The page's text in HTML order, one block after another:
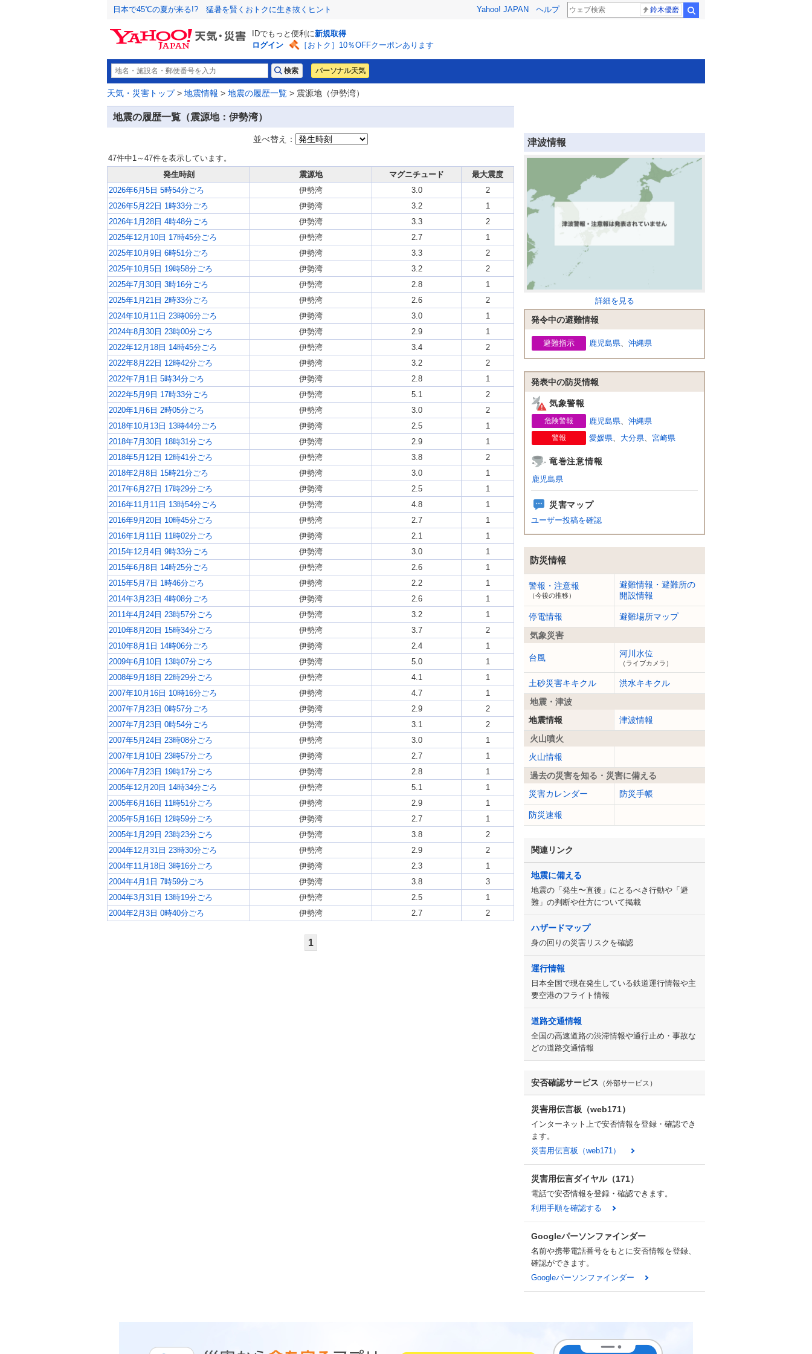
日本で45℃の夏が来る!? 猛暑を賢くおトクに生き抜くヒント Yahoo! JAPAN ヘルプ 鈴木優磨
IDでもっと便利に新規取得
ログイン
［おトク］10％OFFクーポンあります
パーソナル天気
天気・災害トップ> 地震情報 > 地震の履歴一覧 > 震源地（伊勢湾）
地震の履歴一覧（震源地：伊勢湾）
並べ替え：
47件中1～47件を表示しています。
発生時刻
震源地 マグニチュード
最大震度
2026年6月5日 5時54分ごろ
伊勢湾 3.0
2
2026年5月22日 1時33分ごろ
伊勢湾 3.2
1
2026年1月28日 4時48分ごろ
伊勢湾 3.3
2
2025年12月10日 17時45分ごろ
伊勢湾 2.7
1
2025年10月9日 6時51分ごろ
伊勢湾 3.3
2
2025年10月5日 19時58分ごろ
伊勢湾 3.2
2
2025年7月30日 3時16分ごろ
伊勢湾 2.8
1
2025年1月21日 2時33分ごろ
伊勢湾 2.6
2
2024年10月11日 23時06分ごろ
伊勢湾 3.0
1
2024年8月30日 23時00分ごろ
伊勢湾 2.9
1
2022年12月18日 14時45分ごろ
伊勢湾 3.4
2
2022年8月22日 12時42分ごろ
伊勢湾 3.2
2
2022年7月1日 5時34分ごろ
伊勢湾 2.8
1
2022年5月9日 17時33分ごろ
伊勢湾 5.1
2
2020年1月6日 2時05分ごろ
伊勢湾 3.0
2
2018年10月13日 13時44分ごろ
伊勢湾 2.5
1
2018年7月30日 18時31分ごろ
伊勢湾 2.9
1
2018年5月12日 12時41分ごろ
伊勢湾 3.8
2
2018年2月8日 15時21分ごろ
伊勢湾 3.0
1
2017年6月27日 17時29分ごろ
伊勢湾 2.5
1
2016年11月11日 13時54分ごろ
伊勢湾 4.8
1
2016年9月20日 10時45分ごろ
伊勢湾 2.7
1
2016年1月11日 11時02分ごろ
伊勢湾 2.1
1
2015年12月4日 9時33分ごろ
伊勢湾 3.0
1
2015年6月8日 14時25分ごろ
伊勢湾 2.6
1
2015年5月7日 1時46分ごろ
伊勢湾 2.2
1
2014年3月23日 4時08分ごろ
伊勢湾 2.6
1
2011年4月24日 23時57分ごろ
伊勢湾 3.2
1
2010年8月20日 15時34分ごろ
伊勢湾 3.7
2
2010年8月1日 14時06分ごろ
伊勢湾 2.4
1
2009年6月10日 13時07分ごろ
伊勢湾 5.0
1
2008年9月18日 22時29分ごろ
伊勢湾 4.1
1
2007年10月16日 10時16分ごろ
伊勢湾 4.7
1
2007年7月23日 0時57分ごろ
伊勢湾 2.9
2
2007年7月23日 0時54分ごろ
伊勢湾 3.1
2
2007年5月24日 23時08分ごろ
伊勢湾 3.0
1
2007年1月10日 23時57分ごろ
伊勢湾 2.7
1
2006年7月23日 19時17分ごろ
伊勢湾 2.8
1
2005年12月20日 14時34分ごろ
伊勢湾 5.1
1
2005年6月16日 11時51分ごろ
伊勢湾 2.9
1
2005年5月16日 12時59分ごろ
伊勢湾 2.7
1
2005年1月29日 23時23分ごろ
伊勢湾 3.8
2
2004年12月31日 23時30分ごろ
伊勢湾 2.9
2
2004年11月18日 3時16分ごろ
伊勢湾 2.3
1
2004年4月1日 7時59分ごろ
伊勢湾 3.8
3
2004年3月31日 13時19分ごろ
伊勢湾 2.5
1
2004年2月3日 0時40分ごろ
伊勢湾 2.7 2
1
津波情報
詳細を見る
発令中の避難情報
避難指示 鹿児島県、 沖縄県
発表中の防災情報
気象警報
危険警報 鹿児島県、 沖縄県
警報 愛媛県、 大分県、 宮崎県
竜巻注意情報
鹿児島県
災害マップ
ユーザー投稿を確認
防災情報
警報・注意報
（今後の推移）
避難情報・避難所の
開設情報
停電情報
避難場所マップ
気象災害
台風 河川水位
（ライブカメラ）
土砂災害キキクル
洪水キキクル
地震・津波
地震情報
津波情報
火山噴火
火山情報
過去の災害を知る・災害に備える
災害カレンダー
防災手帳
防災速報
関連リンク
地震に備える
地震の「発生〜直後」にとるべき行動や「避
難」の判断や仕方について掲載
ハザードマップ
身の回りの災害リスクを確認
運行情報
日本全国で現在発生している鉄道運行情報や主
要空港のフライト情報
道路交通情報
全国の高速道路の渋滞情報や通行止め・事故な
どの道路交通情報
安否確認サービス （外部サービス）
災害用伝言板（web171）
インターネット上で安否情報を登録・確認でき
ます。
災害用伝言板（web171）
災害用伝言ダイヤル（171）
電話で安否情報を登録・確認できます。
利用手順を確認する
Googleパーソンファインダー
名前や携帯電話番号をもとに安否情報を登録、
確認ができます。
Googleパーソンファインダー